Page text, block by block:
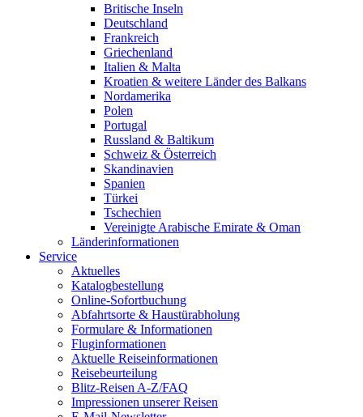
Britische Inseln
Deutschland
Frankreich
Griechenland
Italien & Malta
Kroatien & weitere Länder des Balkans
Nordamerika
Polen
Portugal
Russland & Baltikum
Schweiz & Österreich
Skandinavien
Spanien
Türkei
Tschechien
Vereinigte Arabische Emirate & Oman
Länderinformationen
Service
Aktuelles
Katalogbestellung
Online-Sofortbuchung
Abfahrtsorte & Haustürabholung
Formulare & Informationen
Fluginformationen
Aktuelle Reiseinformationen
Reisebeurteilung
Blitz-Reisen A-Z/FAQ
Impressionen unserer Reisen